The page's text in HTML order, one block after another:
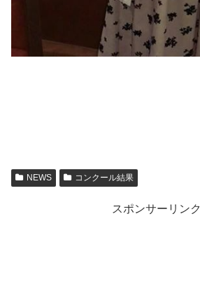
NEWS コンクール結果
スポンサーリンク